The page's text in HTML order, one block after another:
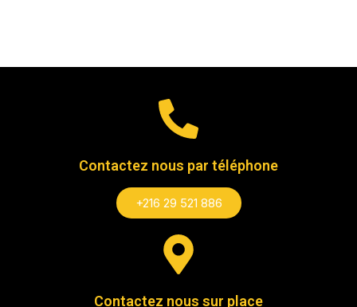
Contactez nous par téléphone
+216 29 521 886
Contactez nous sur place